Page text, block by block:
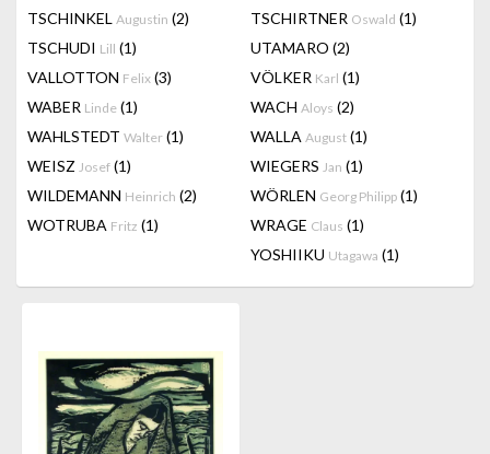
TSCHINKEL Augustin (2) TSCHIRTNER Oswald (1)
TSCHUDI Lill (1) UTAMARO (2)
VALLOTTON Felix (3) VÖLKER Karl (1)
WABER Linde (1) WACH Aloys (2)
WAHLSTEDT Walter (1) WALLA August (1)
WEISZ Josef (1) WIEGERS Jan (1)
WILDEMANN Heinrich (2) WÖRLEN Georg Philipp (1)
WOTRUBA Fritz (1) WRAGE Claus (1)
YOSHIIKU Utagawa (1)